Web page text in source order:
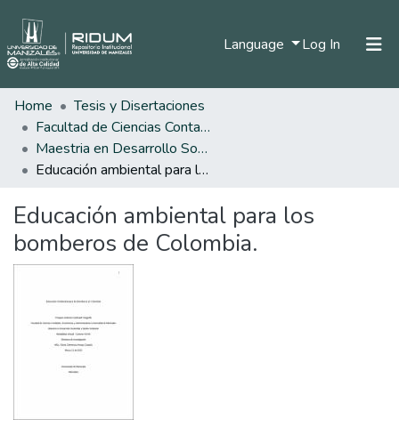
Language Log In (current)
Home
Tesis y Disertaciones
Facultad de Ciencias Contables Económicas y Administrativas
Maestria en Desarrollo Sostenible y Medio Ambiente
Educación ambiental para los bomberos de Colombia.
Educación ambiental para los
bomberos de Colombia.